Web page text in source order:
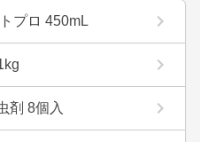
プロ 450mL
剤 8個入